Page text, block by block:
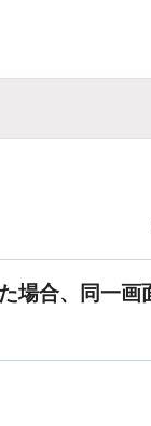
場合、同一